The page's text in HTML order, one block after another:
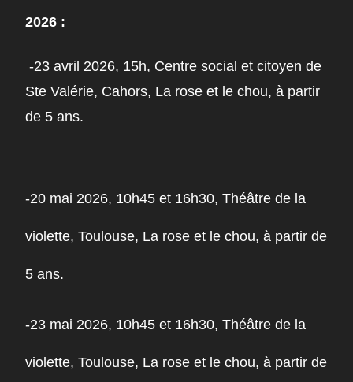
2026 :
-23 avril 2026, 15h, Centre social et citoyen de
Ste Valérie, Cahors, La rose et le chou, à partir
de 5 ans.
-20 mai 2026, 10h45 et 16h30, Théâtre de la
violette, Toulouse, La rose et le chou, à partir de
5 ans.
-23 mai 2026, 10h45 et 16h30, Théâtre de la
violette, Toulouse, La rose et le chou, à partir de